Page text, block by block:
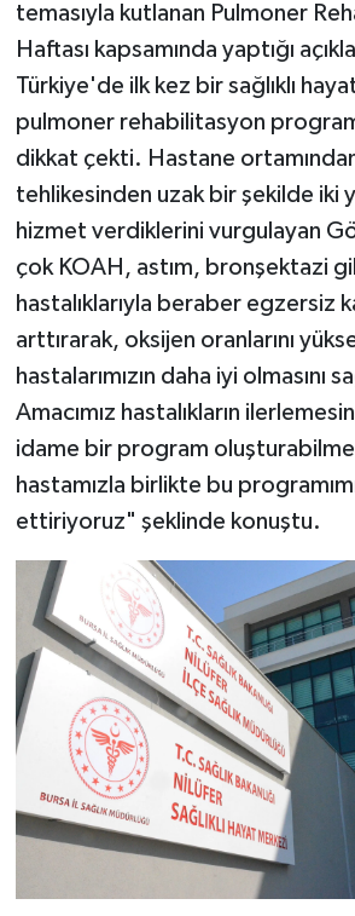
temasıyla kutlanan Pulmoner
Haftası kapsamında yaptığı
Türkiye'de ilk kez bir sağlıklı
pulmoner rehabilitasyon
dikkat çekti. Hastane
tehlikesinden uzak bir şekilde iki
hizmet verdiklerini vurgulayan
çok KOAH, astım, bronşektazi
hastalıklarıyla beraber egzersiz
arttırarak, oksijen oranlarını
hastalarımızın daha iyi olmasını
Amacımız hastalıkların
idame bir program
hastamızla birlikte bu
ettiriyoruz" şeklinde konuştu.